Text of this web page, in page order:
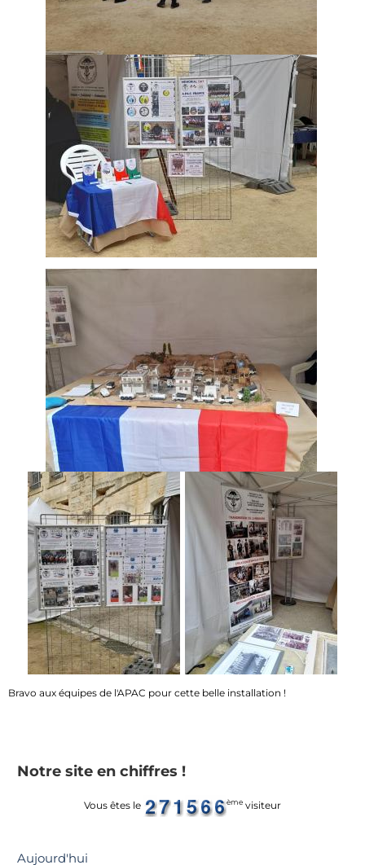
Bravo aux équipes de l'APAC pour cette belle installation !
Notre site en chiffres !
Vous êtes le ème visiteur
Aujourd'hui